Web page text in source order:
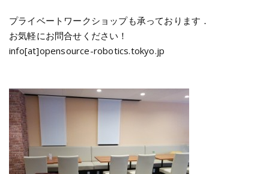
プライベートワークショップも承っております．
お気軽にお問合せください！
info[at]opensource-robotics.tokyo.jp